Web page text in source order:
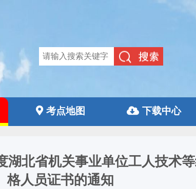
考点地图 下载中心
湖北省机关事业单位工人技术
格人员证书的通知